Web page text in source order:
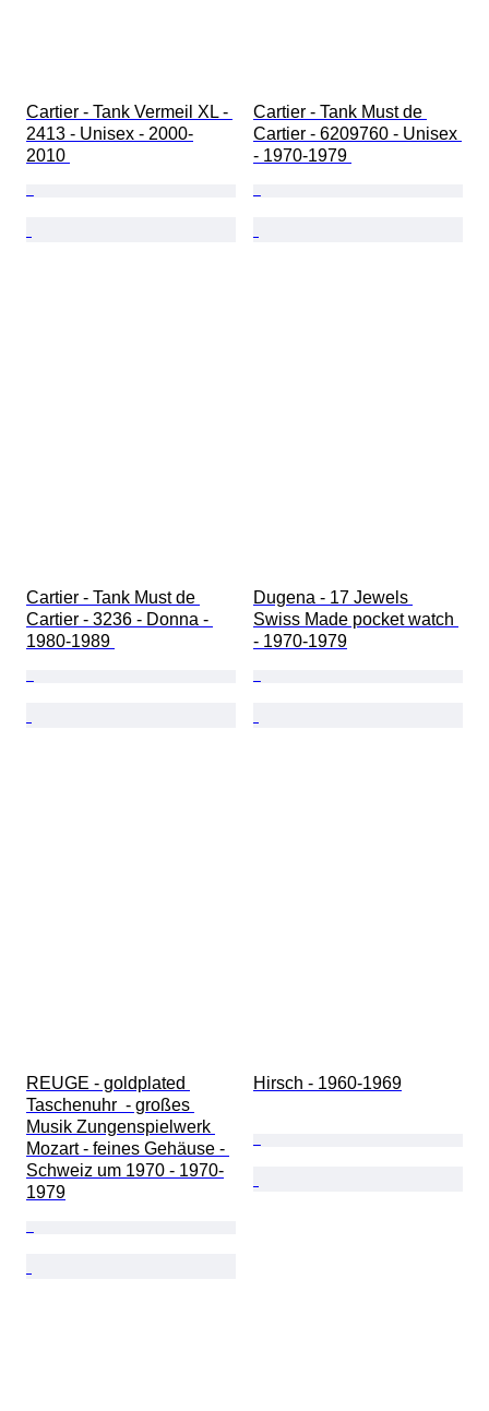
Cartier - Tank Vermeil XL -
2413 - Unisex - 2000-
2010
Cartier - Tank Must de
Cartier - 6209760 - Unisex
- 1970-1979
Cartier - Tank Must de
Cartier - 3236 - Donna -
1980-1989
Dugena - 17 Jewels
Swiss Made pocket watch
- 1970-1979
REUGE - goldplated
Taschenuhr  - großes
Musik Zungenspielwerk
Mozart - feines Gehäuse -
Schweiz um 1970 - 1970-
1979
Hirsch - 1960-1969